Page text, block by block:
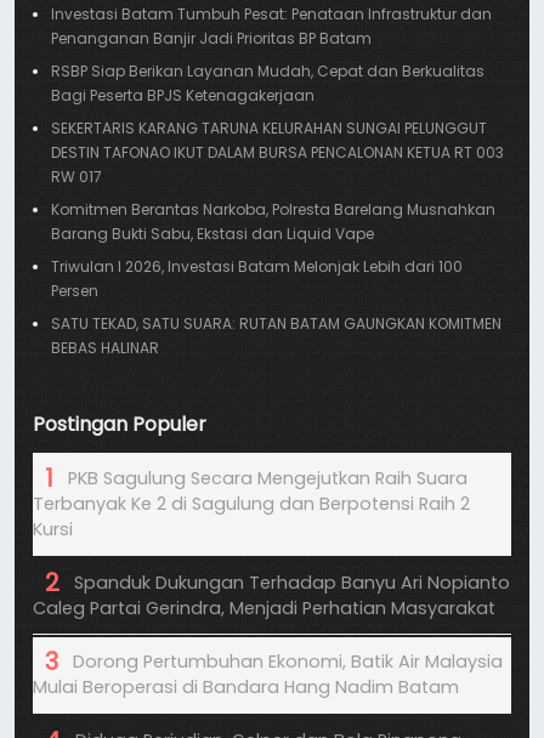
Investasi Batam Tumbuh Pesat: Penataan Infrastruktur dan
Penanganan Banjir Jadi Prioritas BP Batam
RSBP Siap Berikan Layanan Mudah, Cepat dan Berkualitas
Bagi Peserta BPJS Ketenagakerjaan
SEKERTARIS KARANG TARUNA KELURAHAN SUNGAI PELUNGGUT
DESTIN TAFONAO IKUT DALAM BURSA PENCALONAN KETUA RT 003
RW 017
Komitmen Berantas Narkoba, Polresta Barelang Musnahkan
Barang Bukti Sabu, Ekstasi dan Liquid Vape
Triwulan I 2026, Investasi Batam Melonjak Lebih dari 100
Persen
SATU TEKAD, SATU SUARA: RUTAN BATAM GAUNGKAN KOMITMEN
BEBAS HALINAR
Postingan Populer
PKB Sagulung Secara Mengejutkan Raih Suara
Terbanyak Ke 2 di Sagulung dan Berpotensi Raih 2
Kursi
Spanduk Dukungan Terhadap Banyu Ari Nopianto
Caleg Partai Gerindra, Menjadi Perhatian Masyarakat
Dorong Pertumbuhan Ekonomi, Batik Air Malaysia
Mulai Beroperasi di Bandara Hang Nadim Batam